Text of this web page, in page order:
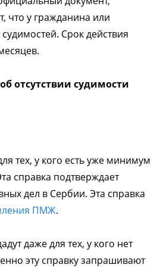
что у гражданина или
Срок действия
отсутствии судимости
тех, у кого есть уже минимум
справка подтверждает
дел в Сербии. Эта справка
ПМЖ.
даже для тех, у кого нет
эту справку запрашивают